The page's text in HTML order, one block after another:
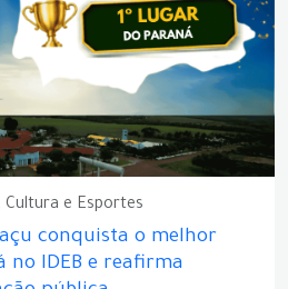
Cultura e Esportes
conquista o melhor
no IDEB e reafirma